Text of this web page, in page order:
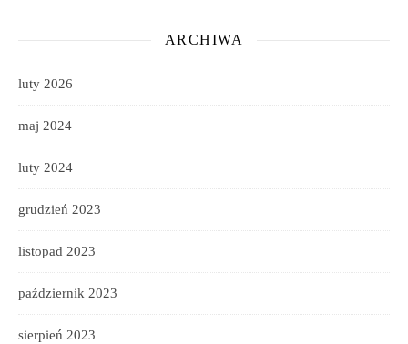
ARCHIWA
luty 2026
maj 2024
luty 2024
grudzień 2023
listopad 2023
październik 2023
sierpień 2023